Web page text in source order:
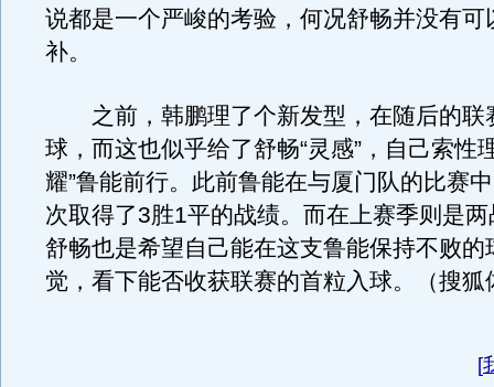
说都是一个严峻的考验，何况舒畅并没有可
补。
之前，韩鹏理了个新发型，在随后的联
球，而这也似乎给了舒畅“灵感”，自己索性
耀”鲁能前行。此前鲁能在与厦门队的比赛
次取得了3胜1平的战绩。而在上赛季则是
舒畅也是希望自己能在这支鲁能保持不败的
觉，看下能否收获联赛的首粒入球。（搜狐
[